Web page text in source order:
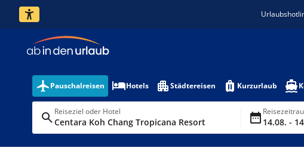
Pauschalreisen Hotels Städtereisen Kurzurlaub
Reiseziel oder Hotel
Centara Koh Chang Tropicana Resort 14.08. -